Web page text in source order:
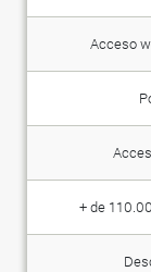
Acceso
+ de